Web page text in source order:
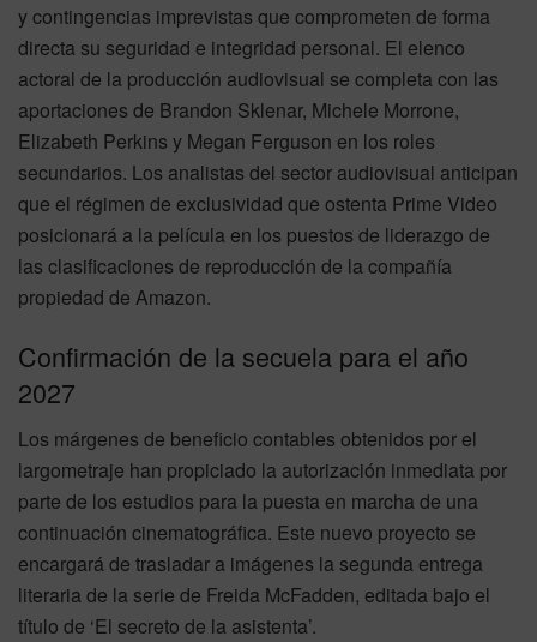
y contingencias imprevistas que comprometen de forma
directa su seguridad e integridad personal. El elenco
actoral de la producción audiovisual se completa con las
aportaciones de Brandon Sklenar, Michele Morrone,
Elizabeth Perkins y Megan Ferguson en los roles
secundarios. Los analistas del sector audiovisual anticipan
que el régimen de exclusividad que ostenta Prime Video
posicionará a la película en los puestos de liderazgo de
las clasificaciones de reproducción de la compañía
propiedad de Amazon.
Confirmación de la secuela para el año
2027
Los márgenes de beneficio contables obtenidos por el
largometraje han propiciado la autorización inmediata por
parte de los estudios para la puesta en marcha de una
continuación cinematográfica. Este nuevo proyecto se
encargará de trasladar a imágenes la segunda entrega
literaria de la serie de Freida McFadden, editada bajo el
título de ‘El secreto de la asistenta’.